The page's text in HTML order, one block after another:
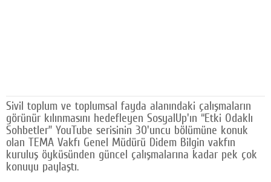
Künye
SOSYAL MEDYA
Facebook
Twitter
Sivil toplum ve toplumsal fayda alanındaki çalışmaların
görünür kılınmasını hedefleyen SosyalUp'ın “Etki Odaklı
Sohbetler” YouTube serisinin 30'uncu bölümüne konuk
olan TEMA Vakfı Genel Müdürü Didem Bilgin vakfın
kuruluş öyküsünden güncel çalışmalarına kadar pek çok
konuyu paylaştı.